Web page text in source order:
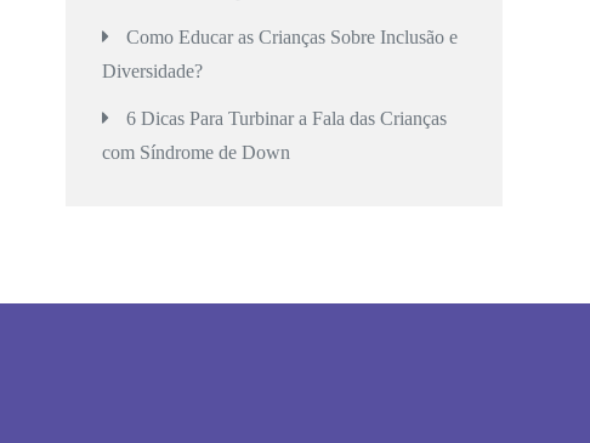
Como Educar as Crianças Sobre Inclusão e
Diversidade?
6 Dicas Para Turbinar a Fala das Crianças
com Síndrome de Down